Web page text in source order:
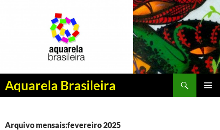
Aquarela Brasileira
Pesquisar
PULAR
CONTEÚDO
Arquivo mensais:fevereiro 2025